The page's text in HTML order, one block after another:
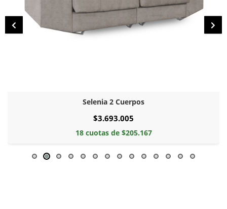
Selenia 2 Cuerpos
$3.693.005
18 cuotas de $205.167